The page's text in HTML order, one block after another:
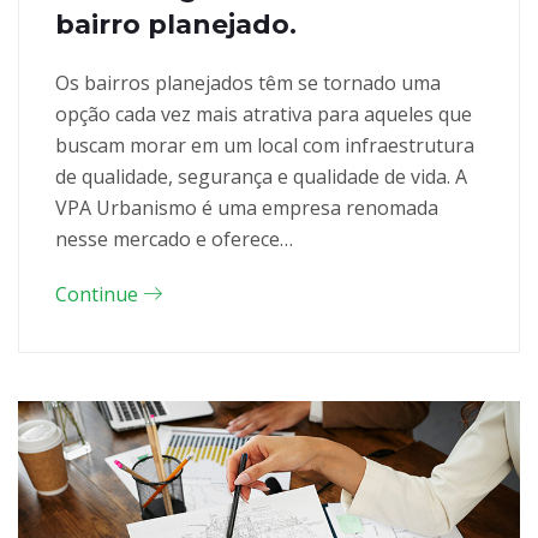
bairro planejado.
Os bairros planejados têm se tornado uma
opção cada vez mais atrativa para aqueles que
buscam morar em um local com infraestrutura
de qualidade, segurança e qualidade de vida. A
VPA Urbanismo é uma empresa renomada
nesse mercado e oferece…
Continue